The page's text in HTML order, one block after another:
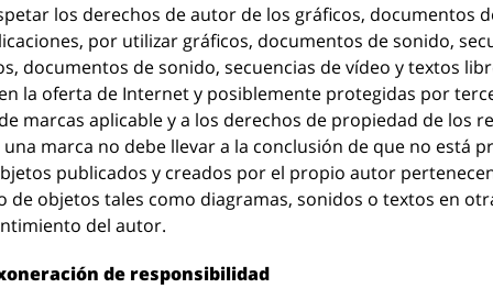
los derechos de autor de los gráficos, documentos
por utilizar gráficos, documentos de sonido,
documentos de sonido, secuencias de vídeo y textos
la oferta de Internet y posiblemente protegidas por
marcas aplicable y a los derechos de propiedad de los
marca no debe llevar a la conclusión de que no está
publicados y creados por el propio autor
de objetos tales como diagramas, sonidos o textos en
del autor.
de responsibilidad